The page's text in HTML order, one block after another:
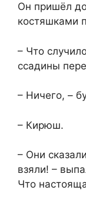
Он пришёл
костяшками
– Что
ссадины
– Ничего, –
– Кирюш.
– Они
взяли! –
Что